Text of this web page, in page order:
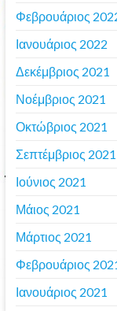
Φεβρουάριος
Ιανουάριος 2022
Δεκέμβριος 2021
Νοέμβριος 2021
Οκτώβριος 2021
Σεπτέμβριος 2021
Ιούνιος 2021
Μάιος 2021
Μάρτιος 2021
Φεβρουάριος
Ιανουάριος 2021